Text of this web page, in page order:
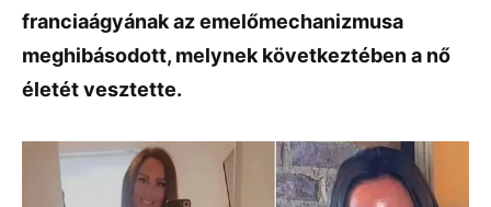
franciaágyának az emelőmechanizmusa
meghibásodott, melynek következtében a nő
életét vesztette.